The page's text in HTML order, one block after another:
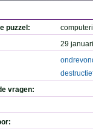
puzzel:
29
vragen: